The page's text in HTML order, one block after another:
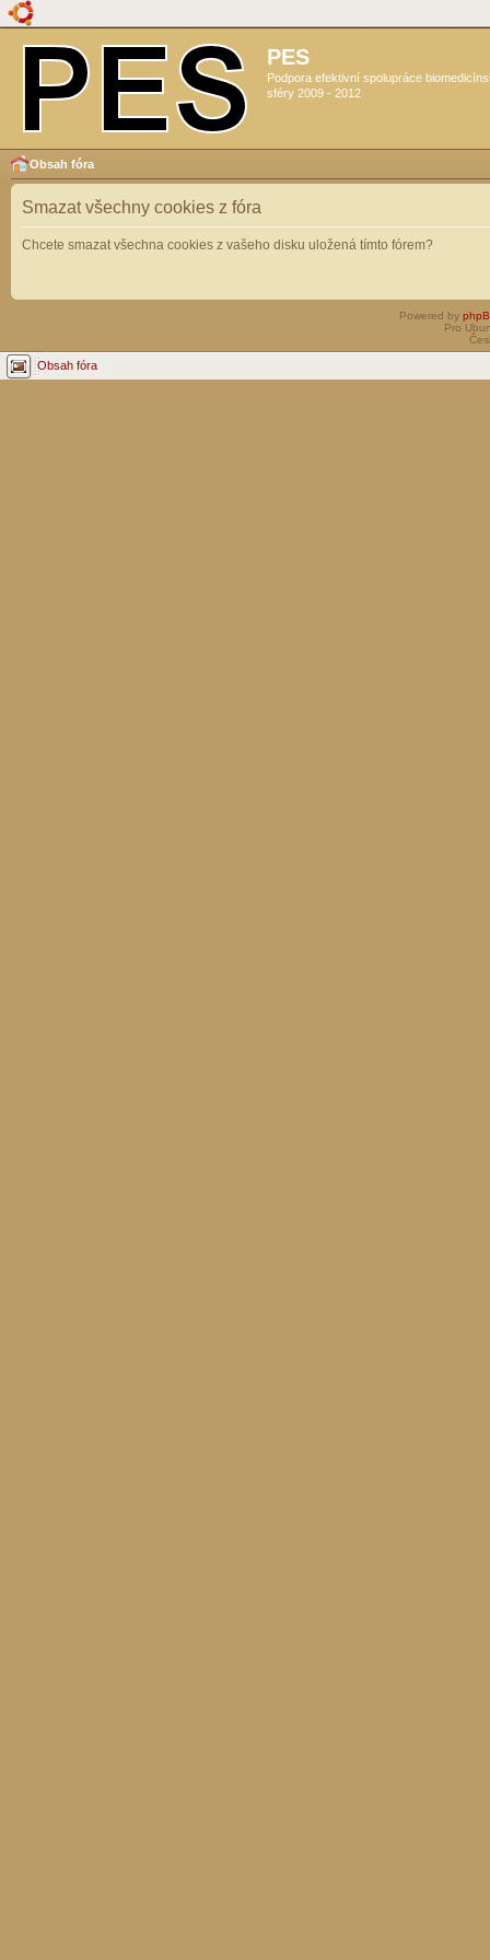
PES
Podpora efektivní spolupráce
sféry 2009 - 2012
Obsah fóra
Smazat všechny cookies z fóra
Chcete smazat všechna cookies z vašeho disku uložená tímto fórem?
Powered by
Pro
Obsah fóra